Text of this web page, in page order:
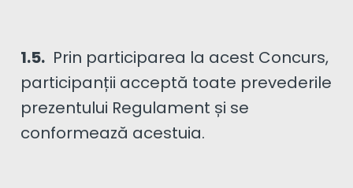
1.5. Prin participarea la acest Concurs,
participanții acceptă toate prevederile
prezentului Regulament și se
conformează acestuia.